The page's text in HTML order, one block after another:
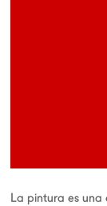
La pintura es una